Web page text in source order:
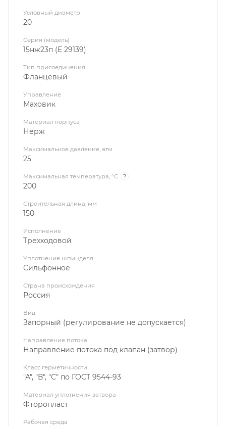
Условный диаметр
20
Серия (модель)
15нж23п (Е 29139)
Тип присоединения
Фланцевый
Управление
Маховик
Материал корпуса
Нерж
Максимальное давление, атм
25
Максимальная температура, °C ?
200
Строительная длина, мм
150
Исполнение
Трехходовой
Уплотнение шпинделя
Сильфонное
Страна происхождения
Россия
Вид
Запорный (регулирование не допускается)
Направление потока
Направление потока под клапан (затвор)
Класс герметичности
"А", "В", "С" по ГОСТ 9544-93
Материал уплотнения затвора
Фторопласт
Рабочая среда